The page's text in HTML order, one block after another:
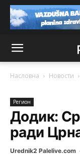
Насловна Новости
Рeгион
Додик:
ради
Urednik2 Palelive.com